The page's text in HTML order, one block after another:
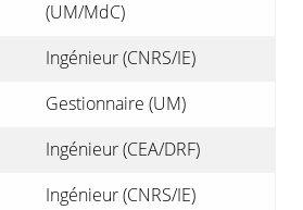
(UM/MdC)
Ingénieur (CNRS/IE)
Gestionnaire (UM)
Ingénieur (CEA/DRF)
Ingénieur (CNRS/IE)